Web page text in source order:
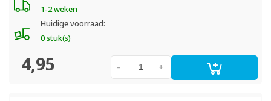
1-2 weken
Huidige voorraad:
0 stuk(s)
4,95 +
-